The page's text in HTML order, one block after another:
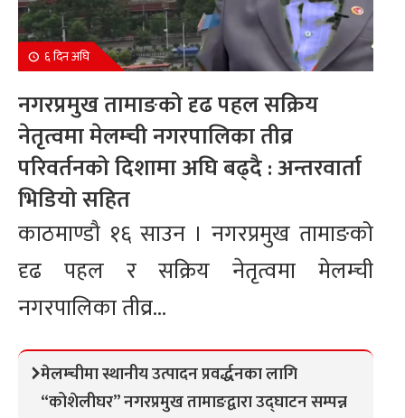
६ दिन अघि
नगरप्रमुख तामाङको दृढ पहल सक्रिय
नेतृत्वमा मेलम्ची नगरपालिका तीव्र
परिवर्तनको दिशामा अघि बढ्दै : अन्तरवार्ता
भिडियो सहित
काठमाण्डौ १६ साउन । नगरप्रमुख तामाङको
दृढ पहल र सक्रिय नेतृत्वमा मेलम्ची
नगरपालिका तीव्र...
मेलम्चीमा स्थानीय उत्पादन प्रवर्द्धनका लागि
“कोशेलीघर” नगरप्रमुख तामाङद्वारा उद्घाटन सम्पन्न